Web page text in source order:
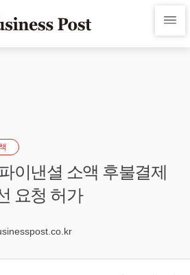
이낸셜 소액 후불결제
요청 허가